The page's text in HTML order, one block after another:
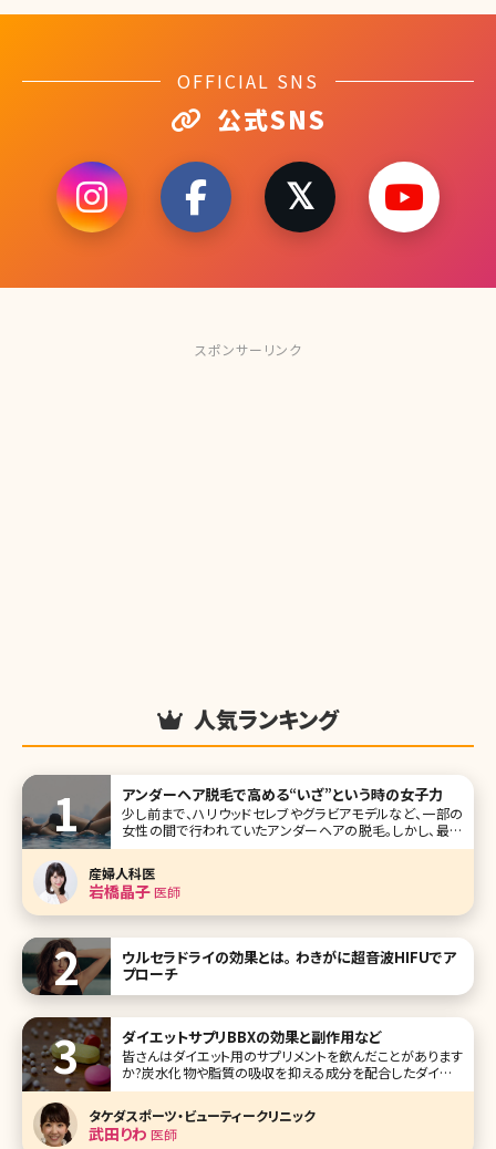
OFFICIAL SNS
公式SNS
スポンサーリンク
人気ランキング
アンダーヘア脱毛で高める“いざ”という時の女子力
少し前まで、ハリウッドセレブやグラビアモデルなど、一部の
女性の間で行われていたアンダーヘアの脱毛。しかし、最近
では一般の女性の間でもVIO脱毛と呼ばれるデリケートゾー
ンを含めたアンダーヘアの脱毛を考える人が増えています。
実際に施術を受けた人からは「快適すぎる!」という声も。ここ
でもはや女性の新しい常
産婦人科医
岩橋晶子医師
ウルセラドライの効果とは。 わきがに超音波HIFUでア
プローチ
ダイエットサプリBBXの効果と副作用など
皆さんはダイエット用のサプリメントを飲んだことがあります
か?炭水化物や脂質の吸収を抑える成分を配合したダイエッ
トサポートサプリメントはいくつもありますが、体重を維持す
る程度の効果しかないと感じている方が多いのではないでし
ょうか。そこで、是非チェックしてほしいのが美容クリニックで
処方されるダイエット
タケダスポーツ・ビューティークリニック
武田りわ 医師